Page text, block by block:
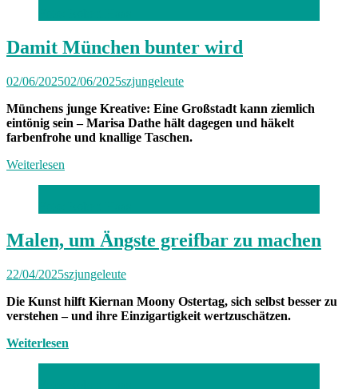
Damit München bunter wird
02/06/202502/06/2025szjungeleute
Münchens junge Kreative: Eine Großstadt kann ziemlich
eintönig sein – Marisa Dathe hält dagegen und häkelt
farbenfrohe und knallige Taschen.
Weiterlesen
Malen, um Ängste greifbar zu machen
22/04/2025szjungeleute
Die Kunst hilft Kiernan Moony Ostertag, sich selbst besser zu
verstehen – und ihre Einzigartigkeit wertzuschätzen.
Weiterlesen